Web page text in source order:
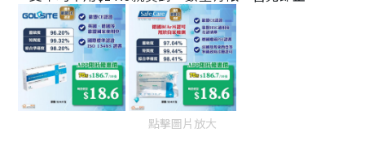
點擊圖片放大